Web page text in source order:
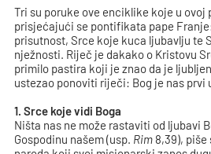
Tri su poruke ove enciklike koje u
prisjećajući se pontifikata pape
prisutnost, Srce koje kuca ljubavlju te
nježnosti. Riječ je dakako o Kristovu
primilo pastira koji je znao da je
ustezao ponoviti riječi: Bog je nas prvi
1. Srce koje vidi Boga
Ništa nas ne može rastaviti od ljubavi
Gospodinu našem (usp. Rim 8,39),